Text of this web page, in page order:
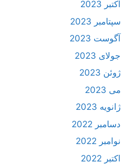
اکتبر 2023
سپتامبر 2023
آگوست 2023
جولای 2023
ژوئن 2023
می 2023
ژانویه 2023
دسامبر 2022
نوامبر 2022
اکتبر 2022